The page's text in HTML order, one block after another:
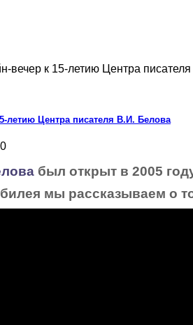
вечер к 15-летию Центра
летию Центра писателя В.И. Белова
был открыт в 2005
мы рассказываем о